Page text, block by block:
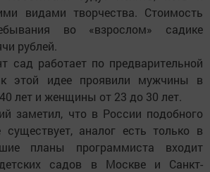
видами творчества. Стоимость
во «взрослом» садике
рублей.
сад работает по предварительной
к этой идее проявили мужчины в
лет и женщины от 23 до 30 лет.
заметил, что в России подобного
существует, аналог есть только в
планы программиста входит
садов в Москве и Санкт-